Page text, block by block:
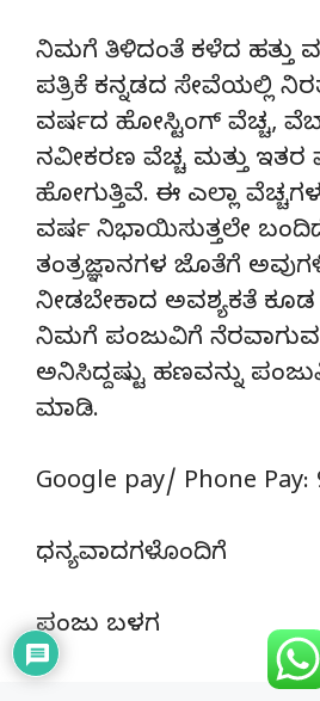
ನಿಮಗೆ ತಿಳಿದಂತೆ ಕಳೆದ ಹತ್ತು
ಪತ್ರಿಕೆ ಕನ್ನಡದ ಸೇವೆಯಲ್ಲಿ
ವರ್ಷದ ಹೋಸ್ಟಿಂಗ್‌ ವೆಚ್ಚ,
ನವೀಕರಣ ವೆಚ್ಚ ಮತ್ತು ಇತರ
ಹೋಗುತ್ತಿವೆ. ಈ ಎಲ್ಲಾ
ವರ್ಷ ನಿಭಾಯಿಸುತ್ತಲೇ
ತಂತ್ರಜ್ಞಾನಗಳ ಜೊತೆಗೆ
ನೀಡಬೇಕಾದ ಅವಶ್ಯಕತೆ
ನಿಮಗೆ ಪಂಜುವಿಗೆ
ಅನಿಸಿದ್ದಷ್ಟು ಹಣವನ್ನು
ಮಾಡಿ.
Google pay/ Phone Pay:
ಧನ್ಯವಾದಗಳೊಂದಿಗೆ
ಪಂಜು ಬಳಗ